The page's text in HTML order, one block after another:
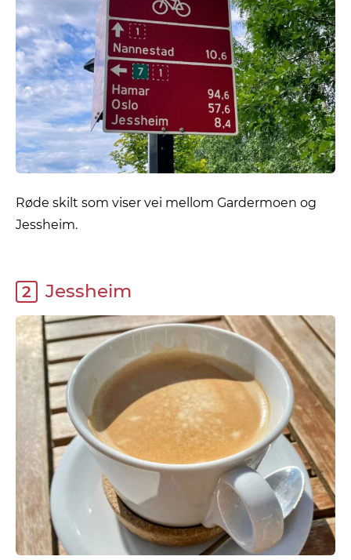
Røde skilt som viser vei mellom Gardermoen og
Jessheim.
2 Jessheim